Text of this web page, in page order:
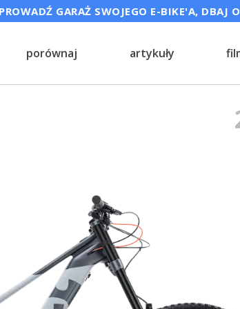
GARAŻ SWOJEGO E-BIKE'A, DBAJ
porównaj artykuły